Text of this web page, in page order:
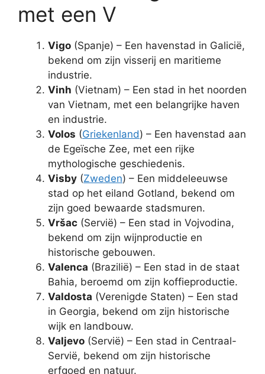
met een V
Vigo (Spanje) – Een havenstad in Galicië,
bekend om zijn visserij en maritieme
industrie.
Vinh (Vietnam) – Een stad in het noorden
van Vietnam, met een belangrijke haven
en industrie.
Volos (Griekenland) – Een havenstad aan
de Egeïsche Zee, met een rijke
mythologische geschiedenis.
Visby (Zweden) – Een middeleeuwse
stad op het eiland Gotland, bekend om
zijn goed bewaarde stadsmuren.
Vršac (Servië) – Een stad in Vojvodina,
bekend om zijn wijnproductie en
historische gebouwen.
Valenca (Brazilië) – Een stad in de staat
Bahia, beroemd om zijn koffieproductie.
Valdosta (Verenigde Staten) – Een stad
in Georgia, bekend om zijn historische
wijk en landbouw.
Valjevo (Servië) – Een stad in Centraal-
Servië, bekend om zijn historische
erfgoed en natuur.